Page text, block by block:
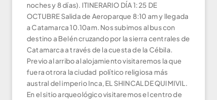
noches y 8 días). ITINERARIO DÍA 1: 25 DE
OCTUBRE Salida de Aeroparque 8:10 am y llegada
a Catamarca 10.10am. Nos subimos al bus con
destino a Belén cruzando por la sierra centrales de
Catamarca a través de la cuesta de la Cébila.
Previo al arribo al alojamiento visitaremos la que
fuera otrora la ciudad político religiosa más
austral del imperio Inca, EL SHINCAL DE QUIMIVIL.
En el sitio arqueológico visitaremos el centro de